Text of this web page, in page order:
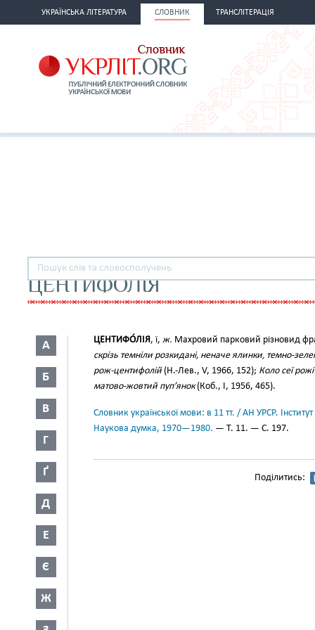
УКРАЇНСЬКА ЛІТЕРАТУРА СЛОВНИК ТРАНСЛІТЕРАЦІЯ
ЦЕНТИФОЛІЯ
А
Б
В
Г
Ґ
Д
Е
Є
Ж
ЦЕНТИФО́ЛІЯ, ї, ж. Махровий парковий різновид
скрізь темніли розкидані, неначе ялинки, темно-
рож-центифолій (Н.-Лев., V, 1966, 152); Коло сеї
матово-жовтий пуп’янок(Коб., І, 1956, 465).
Словник української мови: в 11 тт. / АН УРСР.
Наукова думка, 1970—1980. — Т. 11. — С. 197.
Поділитись: